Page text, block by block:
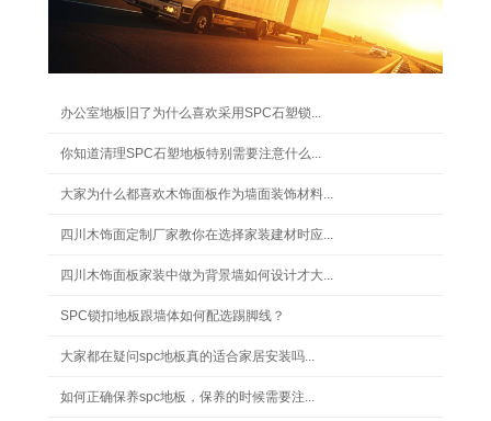
办公室地板旧了为什么喜欢采用SPC石塑锁...
你知道清理SPC石塑地板特别需要注意什么...
大家为什么都喜欢木饰面板作为墙面装饰材料...
四川木饰面定制厂家教你在选择家装建材时应...
四川木饰面板家装中做为背景墙如何设计才大...
SPC锁扣地板跟墙体如何配选踢脚线？
大家都在疑问spc地板真的适合家居安装吗...
如何正确保养spc地板，保养的时候需要注...